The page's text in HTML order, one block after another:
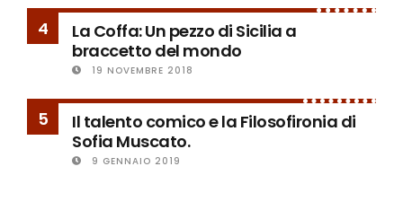
4
La Coffa: Un pezzo di Sicilia a
braccetto del mondo
19 NOVEMBRE 2018
5
Il talento comico e la Filosofironia di
Sofia Muscato.
9 GENNAIO 2019